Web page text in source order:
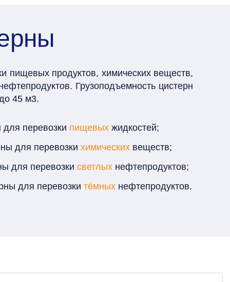
пищевых продуктов, химических веществ,
Грузоподъемность цистерн
45 м3.
перевозки пищевых жидкостей;
для перевозки химических веществ;
для перевозки светлых нефтепродуктов;
для перевозки тёмных нефтепродуктов.